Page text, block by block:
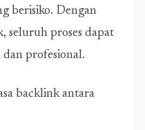
berisiko. Dengan
seluruh proses dapat
dan profesional.
backlink antara